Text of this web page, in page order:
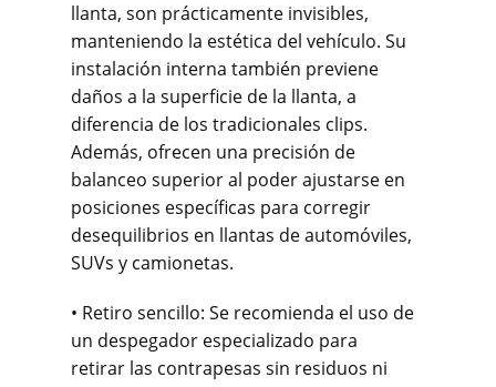
llanta, son prácticamente invisibles,
manteniendo la estética del vehículo. Su
instalación interna también previene
daños a la superficie de la llanta, a
diferencia de los tradicionales clips.
Además, ofrecen una precisión de
balanceo superior al poder ajustarse en
posiciones específicas para corregir
desequilibrios en llantas de automóviles,
SUVs y camionetas.
• Retiro sencillo: Se recomienda el uso de
un despegador especializado para
retirar las contrapesas sin residuos ni